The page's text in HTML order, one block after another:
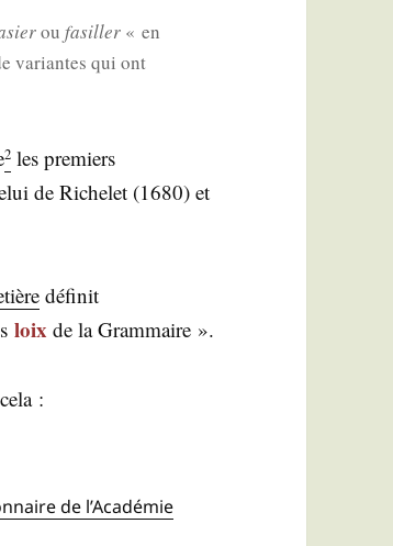
ou fasiller« en
variantes qui ont
2 les pre­miers
de Riche­let (1680) et
défi­nit
loix de la Grammaire ».
:
de l’A­ca­dé­mie